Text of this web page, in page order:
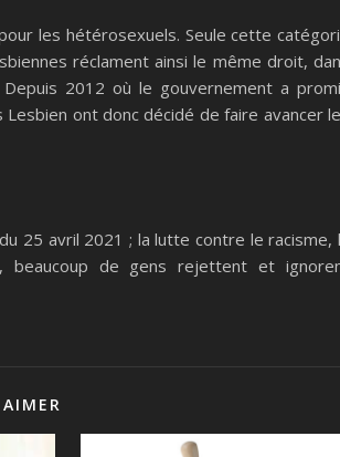
les hétérosexuels. Seule cette
réclament ainsi le même droit,
2012 où le gouvernement a
ont donc décidé de faire avancer
25 avril 2021 ; la lutte contre le racisme,
beaucoup de gens rejettent et